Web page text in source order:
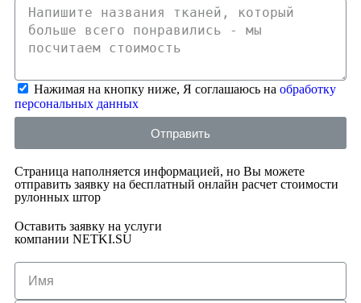
Нажимая на кнопку ниже, Я соглашаюсь на обработку
персональных данных
Отправить
Страница наполняется информацией, но Вы можете
отправить заявку на бесплатный онлайн расчет стоимости
рулонных штор
Оставить заявку на услуги
компании NETKI.SU